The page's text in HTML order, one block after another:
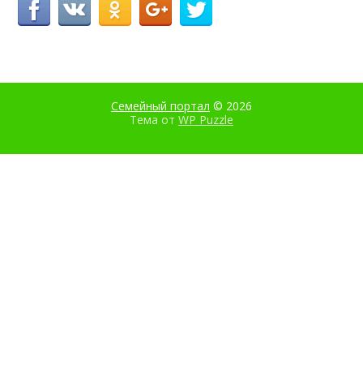
Семейный портал © 2026
Тема от WP Puzzle